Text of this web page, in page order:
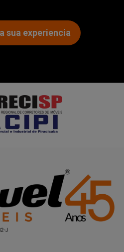
sua experiencia